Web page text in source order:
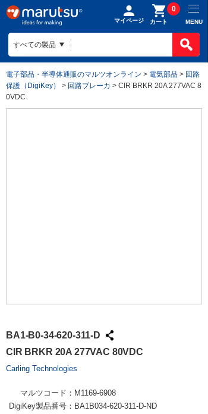
マイページ カート
0
MENU
電子部品・半導体通販のマルツオンライン > 電気部品 > 回路
保護（DigiKey）
> 回路ブレーカ > CIR BRKR 20A 277VAC 8
0VDC
BA1-B0-34-620-311-D
CIR BRKR 20A 277VAC 80VDC
Carling Technologies
マルツコード： M1169-6908
DigiKey製品番号： BA1B034-620-311-D-ND